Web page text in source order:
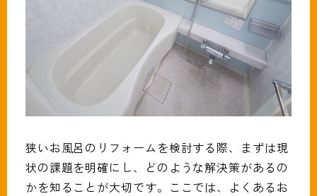
狭いお風呂のリフォームを検討する際、まずは現
状の課題を明確にし、どのような解決策があるの
かを知ることが大切です。ここでは、よくあるお